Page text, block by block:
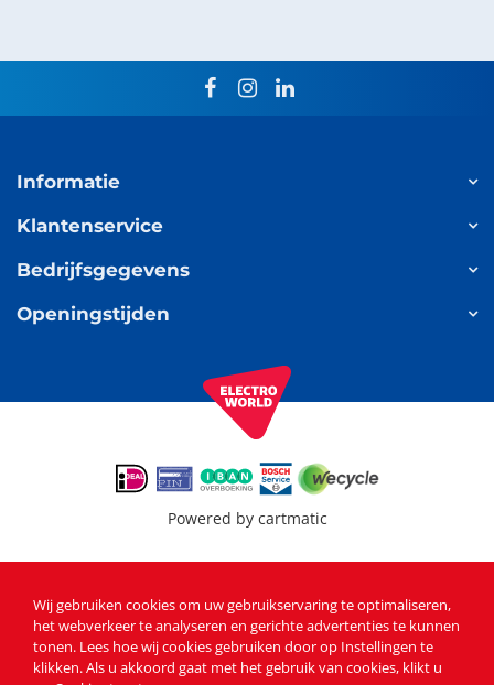
facebookinstagram
linkedin
Informatie
Klantenservice
Bedrijfsgegevens
Openingstijden
Powered by cartmatic
Wij gebruiken cookies om uw gebruikservaring te optimaliseren,
het webverkeer te analyseren en gerichte advertenties te kunnen
tonen. Lees hoe wij cookies gebruiken door op Instellingen te
klikken. Als u akkoord gaat met het gebruik van cookies, klikt u